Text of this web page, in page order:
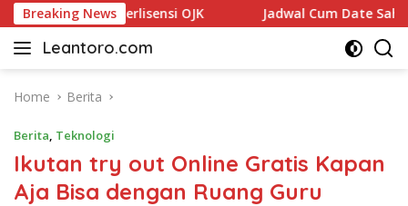
Skip
to
content
Breaking News
Saham Berlisensi OJK Jadwal Cum Date Saham
Leantoro.com
Jasa
Artikel,
dan
Digital
Marketing
–
Home Berita
Berita, Teknologi
Ikutan try out Online Gratis Kapan
Aja Bisa dengan Ruang Guru